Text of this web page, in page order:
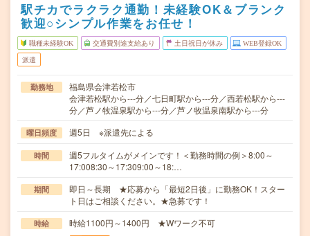
駅チカでラクラク通勤！未経験OK＆ブランク
歓迎○シンプル作業をお任せ！
職種未経験OK 交通費別途支給あり 土日祝日が休み WEB登録OK
派遣
勤務地
福島県会津若松市
会津若松駅から---分／七日町駅から---分／西若松駅から---
分／芦ノ牧温泉駅から---分／芦ノ牧温泉南駅から---分
曜日頻度 週5日 ※派遣先による
時間
週5フルタイムがメインです！＜勤務時間の例＞8:00～
17:008:30～17:309:00～18:…
期間
即日～長期 ★応募から「最短2日後」に勤務OK！スター
ト日はご相談ください。★急募です！
時給 時給1100円～1400円 ★Wワーク不可